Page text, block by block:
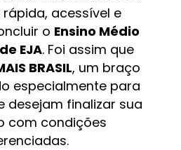
acessível e
o Ensino Médio
EJA. Foi assim que
BRASIL, um braço
especialmente para
desejam finalizar sua
com condições